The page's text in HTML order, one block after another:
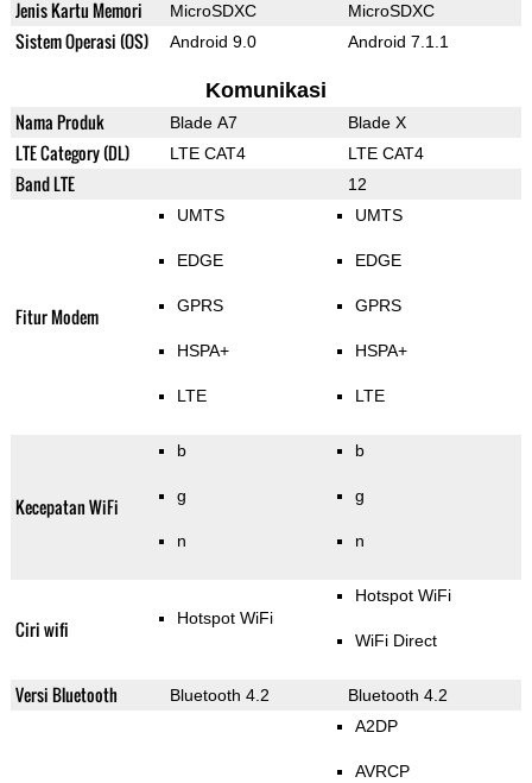
Jenis Kartu Memori MicroSDXC MicroSDXC
Sistem Operasi (OS) Android 9.0 Android 7.1.1
Komunikasi
Nama Produk Blade A7 Blade X
LTE Category (DL) LTE CAT4 LTE CAT4
Band LTE 12
Fitur Modem
UMTS
EDGE
GPRS
HSPA+
LTE
UMTS
EDGE
GPRS
HSPA+
LTE
Kecepatan WiFi
b
g
n
b
g
n
Ciri wifi Hotspot WiFi
Hotspot WiFi
WiFi Direct
Versi Bluetooth Bluetooth 4.2 Bluetooth 4.2
A2DP
AVRCP